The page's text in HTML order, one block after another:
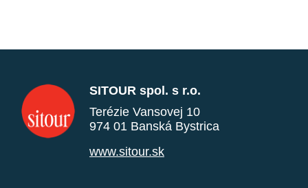
SITOUR spol. s r.o.
Terézie Vansovej 10
974 01 Banská Bystrica
www.sitour.sk